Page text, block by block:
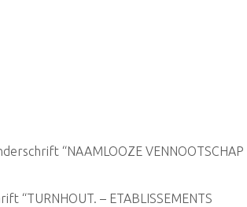
“NAAMLOOZE VENNOOTSCHAP
“TURNHOUT. – ETABLISSEMENTS